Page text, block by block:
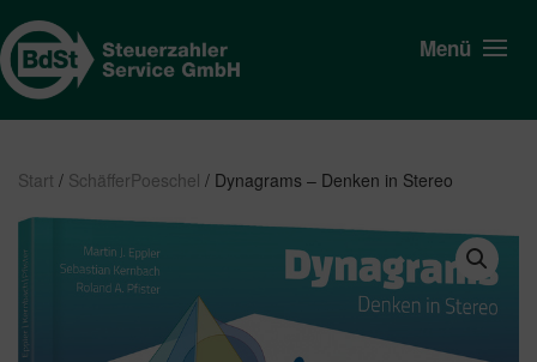
Menü
Start / SchäfferPoeschel / Dynagrams – Denken in Stereo